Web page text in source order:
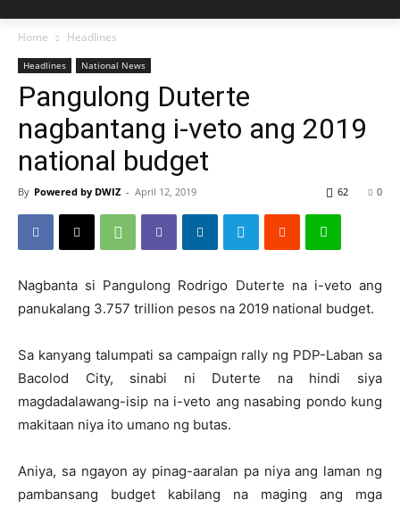
Home Headlines
Headlines National News
Pangulong Duterte
nagbantang i-veto ang 2019
national budget
By Powered by DWIZ - April 12, 2019 0
62
Nagbanta si Pangulong Rodrigo Duterte na i-veto ang
panukalang 3.757 trillion pesos na 2019 national budget.
Sa kanyang talumpati sa campaign rally ng PDP-Laban sa
Bacolod City, sinabi ni Duterte na hindi siya
magdadalawang-isip na i-veto ang nasabing pondo kung
makitaan niya ito umano ng butas.
Aniya, sa ngayon ay pinag-aaralan pa niya ang laman ng
pambansang budget kabilang na maging ang mga